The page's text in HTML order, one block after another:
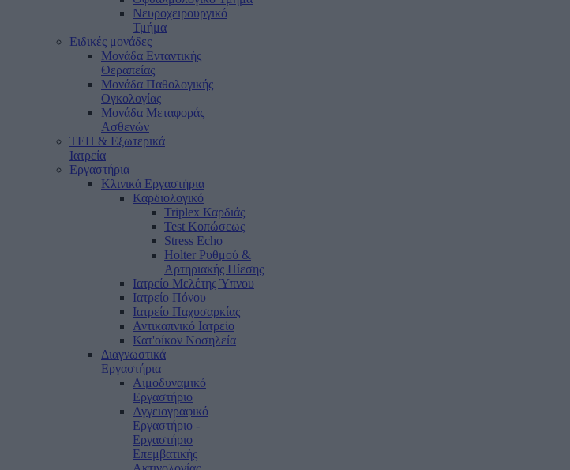
Νευροχειρουργικό
Τμήμα
Ειδικές μονάδες
Μονάδα Ενταντικής
Θεραπείας
Μονάδα Παθολογικής
Ογκολογίας
Μονάδα Μεταφοράς
Ασθενών
ΤΕΠ & Εξωτερικά
Ιατρεία
Εργαστήρια
Κλινικά Εργαστήρια
Καρδιολογικό
Triplex Καρδιάς
Test Κοπώσεως
Stress Echo
Holter Ρυθμού &
Αρτηριακής Πίεσης
Ιατρείο Μελέτης Ύπνου
Ιατρείο Πόνου
Ιατρείο Παχυσαρκίας
Αντικαπνικό Ιατρείο
Κατ'οίκον Νοσηλεία
Διαγνωστικά
Εργαστήρια
Αιμοδυναμικό
Εργαστήριο
Αγγειογραφικό
Εργαστήριο -
Εργαστήριο
Επεμβατικής